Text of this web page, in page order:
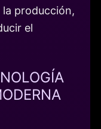
producción,
el